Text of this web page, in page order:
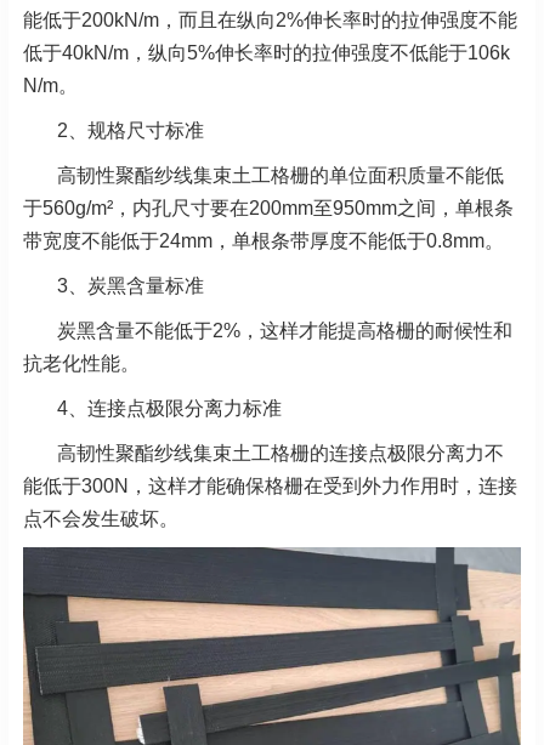
能低于200kN/m，而且在纵向2%伸长率时的拉伸强度不能
低于40kN/m，纵向5%伸长率时的拉伸强度不低能于106k
N/m。
2、规格尺寸标准
高韧性聚酯纱线集束土工格栅的单位面积质量不能低
于560g/m²，内孔尺寸要在200mm至950mm之间，单根条
带宽度不能低于24mm，单根条带厚度不能低于0.8mm。
3、炭黑含量标准
炭黑含量不能低于2%，这样才能提高格栅的耐候性和
抗老化性能。
4、连接点极限分离力标准
高韧性聚酯纱线集束土工格栅的连接点极限分离力不
能低于300N，这样才能确保格栅在受到外力作用时， 连接
点不会发生破坏。